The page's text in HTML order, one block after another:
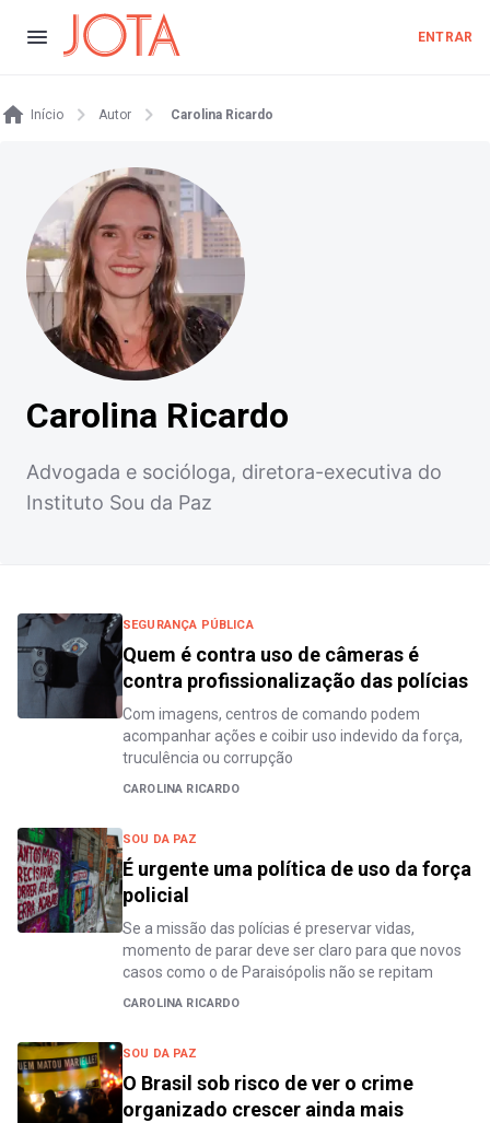
ENTRAR
Início Autor Carolina Ricardo
Carolina Ricardo
Advogada e socióloga, diretora-executiva do
Instituto Sou da Paz
SEGURANÇA PÚBLICA
Quem é contra uso de câmeras é
contra profissionalização das polícias
Com imagens, centros de comando podem
acompanhar ações e coibir uso indevido da força,
truculência ou corrupção
CAROLINA RICARDO
SOU DA PAZ
É urgente uma política de uso da força
policial
Se a missão das polícias é preservar vidas,
momento de parar deve ser claro para que novos
casos como o de Paraisópolis não se repitam
CAROLINA RICARDO
SOU DA PAZ
O Brasil sob risco de ver o crime
organizado crescer ainda mais